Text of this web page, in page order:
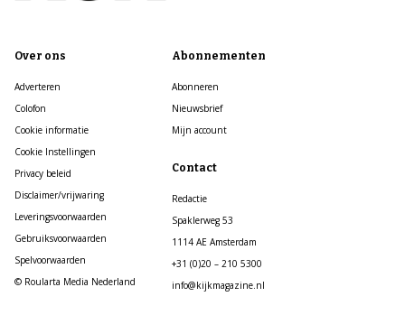
Over ons
Adverteren
Colofon
Cookie informatie
Cookie Instellingen
Privacy beleid
Disclaimer/vrijwaring
Leveringsvoorwaarden
Gebruiksvoorwaarden
Spelvoorwaarden
© Roularta Media Nederland
Abonnementen
Abonneren
Nieuwsbrief
Mijn account
Contact
Redactie
Spaklerweg 53
1114 AE Amsterdam
+31 (0)20 – 210 5300
info@kijkmagazine.nl